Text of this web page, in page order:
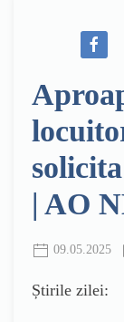
| AO
09.05.2025
Știrile zilei: